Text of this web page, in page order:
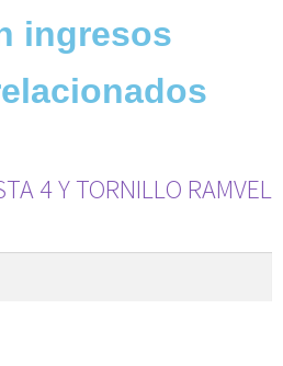
ingresos
4 Y TORNILLO RAMVEL